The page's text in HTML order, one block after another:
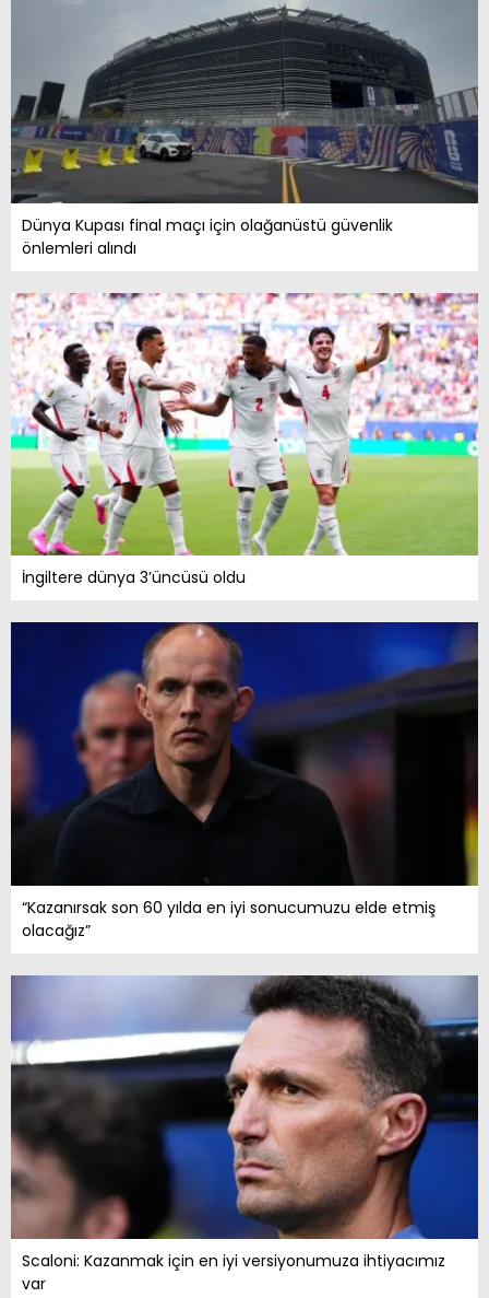
Dünya Kupası final maçı için olağanüstü güvenlik
önlemleri alındı
İngiltere dünya 3’üncüsü oldu
“Kazanırsak son 60 yılda en iyi sonucumuzu elde etmiş
olacağız”
Scaloni: Kazanmak için en iyi versiyonumuza ihtiyacımız
var